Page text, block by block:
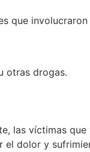
que
otras drogas.
las víctimas
el dolor y